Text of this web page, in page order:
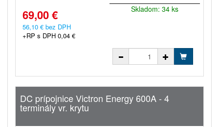
69,00 €
56,10 € bez DPH
+RP s DPH 0,04 €
Skladom: 34 ks
DC prípojnice Victron Energy 600A - 4
terminály vr. krytu